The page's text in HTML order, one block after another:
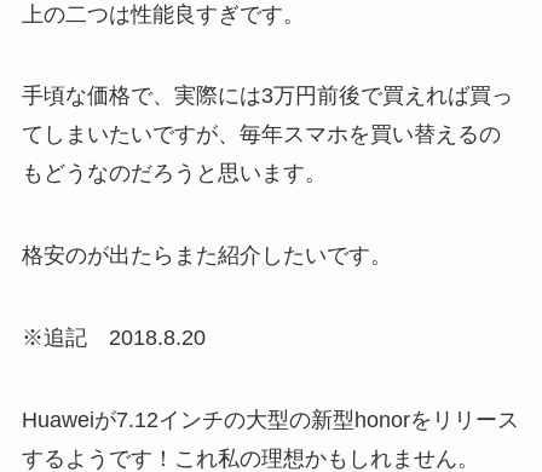
上の二つは性能良すぎです。
手頃な価格で、実際には3万円前後で買えれば買っ
てしまいたいですが、毎年スマホを買い替えるの
もどうなのだろうと思います。
格安のが出たらまた紹介したいです。
※追記 2018.8.20
Huaweiが7.12インチの大型の新型honorをリリース
するようです！これ私の理想かもしれません。